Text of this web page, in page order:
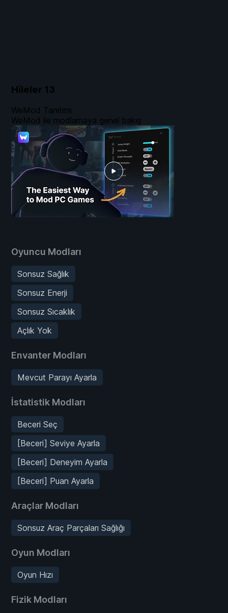
Hileler 13
Oyuncu Modları
Sonsuz Sağlık
Sonsuz Enerji
Sonsuz Sıcaklık
Açlık Yok
Envanter Modları
Mevcut Parayı Ayarla
İstatistik Modları
Beceri Seç
[Beceri] Seviye Ayarla
[Beceri] Deneyim Ayarla
[Beceri] Puan Ayarla
Araçlar Modları
Sonsuz Araç Parçaları Sağlığı
Oyun Modları
Oyun Hızı
Fizik Modları
WeMod Tanıtımı
WeMod ile modlamaya genel bakış